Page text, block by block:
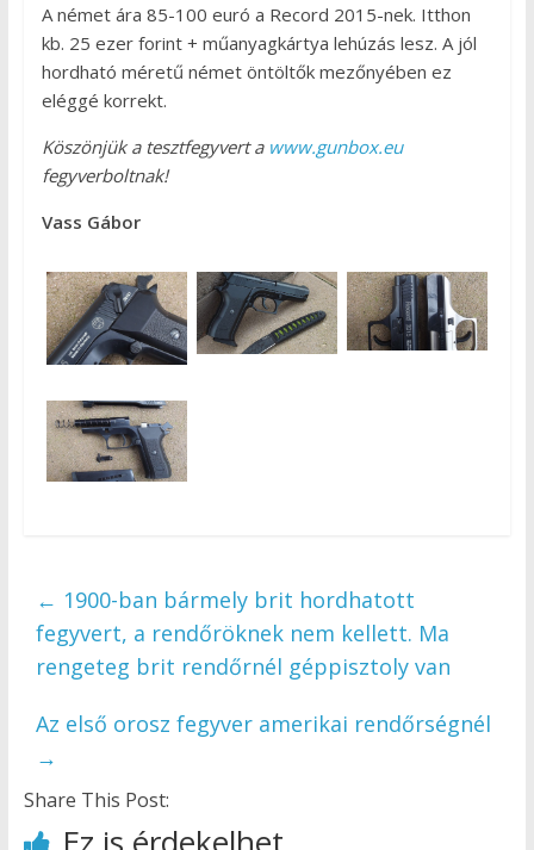
A német ára 85-100 euró a Record 2015-nek. Itthon
kb. 25 ezer forint + műanyagkártya lehúzás lesz. A jól
hordható méretű német öntöltők mezőnyében ez
eléggé korrekt.
Köszönjük a tesztfegyvert a www.gunbox.eu
fegyverboltnak!
Vass Gábor
← 1900-ban bármely brit hordhatott
fegyvert, a rendőröknek nem kellett. Ma
rengeteg brit rendőrnél géppisztoly van
Az első orosz fegyver amerikai rendőrségnél
→
Share This Post:
Ez is érdekelhet